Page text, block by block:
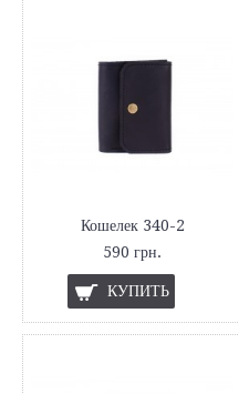
Кошелек 340-2
590 грн.
КУПИТЬ